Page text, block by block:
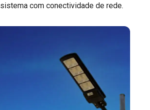
com conectividade de rede.